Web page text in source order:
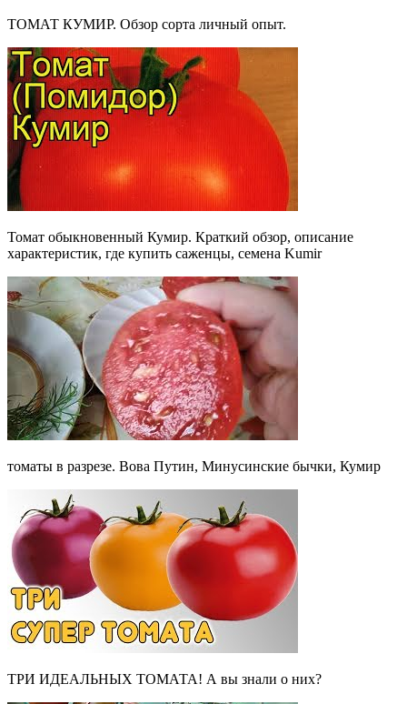
ТОМАТ КУМИР. Обзор сорта личный опыт.
Томат обыкновенный Кумир. Краткий обзор, описание
характеристик, где купить саженцы, семена Kumir
томаты в разрезе. Вова Путин, Минусинские бычки, Кумир
ТРИ ИДЕАЛЬНЫХ ТОМАТА! А вы знали о них?